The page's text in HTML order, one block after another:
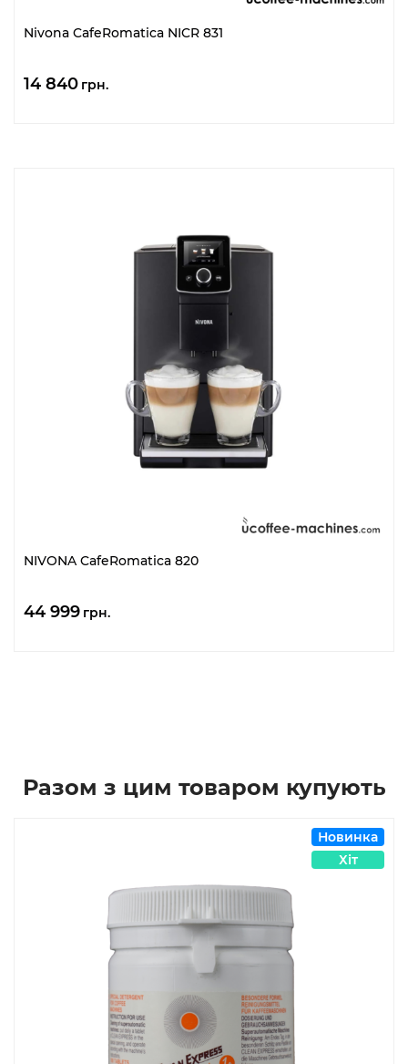
Nivona CafeRomatica NICR 831
14 840 грн.
NIVONA CafeRomatica 820
44 999 грн.
Разом з цим товаром купують
Новинка
Хіт